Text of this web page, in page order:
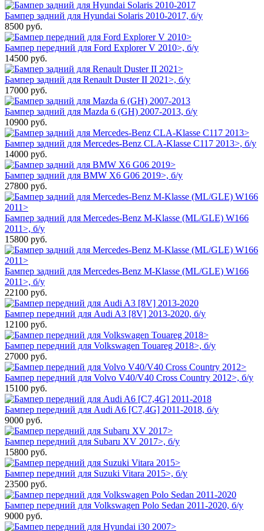
Бампер задний для Hyundai Solaris 2010-2017, б/у
8500 руб.
Бампер передний для Ford Explorer V 2010>, б/у
14500 руб.
Бампер задний для Renault Duster II 2021>, б/у
17000 руб.
Бампер задний для Mazda 6 (GH) 2007-2013, б/у
10900 руб.
Бампер задний для Mercedes-Benz CLA-Klasse C117 2013>, б/у
14000 руб.
Бампер задний для BMW X6 G06 2019>, б/у
27800 руб.
Бампер задний для Mercedes-Benz M-Klasse (ML/GLE) W166
2011>, б/у
15800 руб.
Бампер задний для Mercedes-Benz M-Klasse (ML/GLE) W166
2011>, б/у
22100 руб.
Бампер передний для Audi A3 [8V] 2013-2020, б/у
12100 руб.
Бампер передний для Volkswagen Touareg 2018>, б/у
27000 руб.
Бампер передний для Volvo V40/V40 Cross Country 2012>, б/у
15100 руб.
Бампер передний для Audi A6 [C7,4G] 2011-2018, б/у
9000 руб.
Бампер передний для Subaru XV 2017>, б/у
15800 руб.
Бампер передний для Suzuki Vitara 2015>, б/у
23500 руб.
Бампер передний для Volkswagen Polo Sedan 2011-2020, б/у
9000 руб.